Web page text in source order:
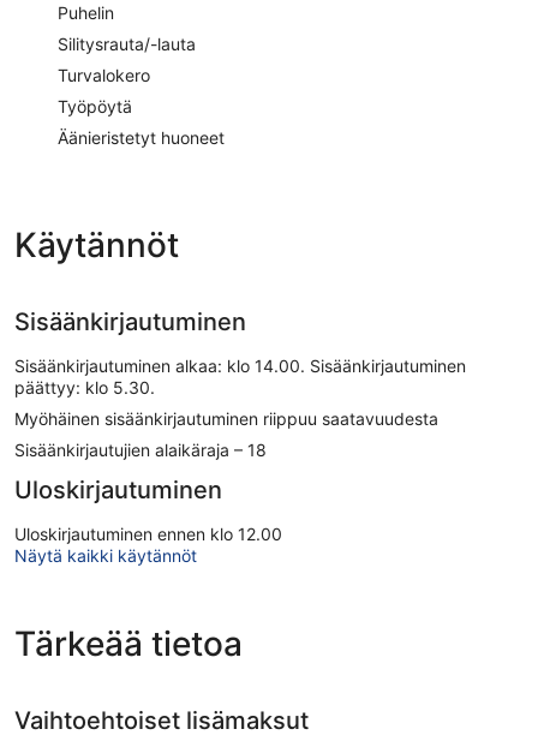
Puhelin
Silitysrauta/-lauta
Turvalokero
Työpöytä
Äänieristetyt huoneet
Käytännöt
Sisäänkirjautuminen
Sisäänkirjautuminen alkaa: klo 14.00. Sisäänkirjautuminen
päättyy: klo 5.30.
Myöhäinen sisäänkirjautuminen riippuu saatavuudesta
Sisäänkirjautujien alaikäraja – 18
Uloskirjautuminen
Uloskirjautuminen ennen klo 12.00
Näytä kaikki käytännöt
Tärkeää tietoa
Vaihtoehtoiset lisämaksut